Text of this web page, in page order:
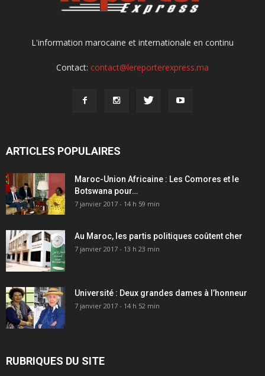
L'information marocaine et internationale en continu
Contact: contact@lereporterexpress.ma
ARTICLES POPULAIRES
Maroc-Union Africaine : Les Comores et le
Botswana pour…
7 janvier 2017 - 14 h 59 min
Au Maroc, les partis politiques coûtent cher
7 janvier 2017 - 13 h 23 min
Université : Deux grandes dames à l’honneur
7 janvier 2017 - 14 h 52 min
RUBRIQUES DU SITE